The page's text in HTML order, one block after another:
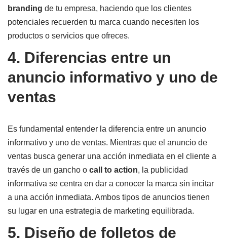
branding de tu empresa, haciendo que los clientes
potenciales recuerden tu marca cuando necesiten los
productos o servicios que ofreces.
4. Diferencias entre un
anuncio informativo y uno de
ventas
Es fundamental entender la diferencia entre un anuncio
informativo y uno de ventas. Mientras que el anuncio de
ventas busca generar una acción inmediata en el cliente a
través de un gancho o call to action, la publicidad
informativa se centra en dar a conocer la marca sin incitar
a una acción inmediata. Ambos tipos de anuncios tienen
su lugar en una estrategia de marketing equilibrada.
5. Diseño de folletos de